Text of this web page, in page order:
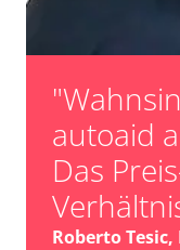
autoaid
Das
Roberto